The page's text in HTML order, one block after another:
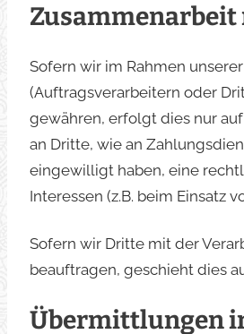
Sofern wir im Rahmen
(Auftragsverarbeitern oder
gewähren, erfolgt dies nur
an Dritte, wie an
eingewilligt haben, eine
Interessen (z.B. beim Einsatz
Sofern wir Dritte mit der
beauftragen, geschieht dies
Übermittlungen